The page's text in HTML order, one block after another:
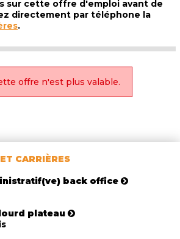
sur cette offre d'emploi avant de
directement par téléphone la
.
offre n'est plus valable.
CARRIÈRES
back office
plateau